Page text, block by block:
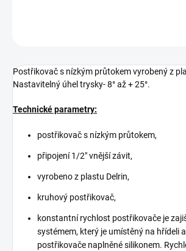
Postřikovač s nízkým průtokem vyrobený z
Nastavitelný úhel trysky- 8° až + 25°.
Technické parametry:
postřikovač s nízkým průtokem,
připojení 1/2" vnější závit,
vyrobeno z plastu Delrin,
kruhový postřikovač,
konstantní rychlost postřikovače je
systémem, který je umístěný na hřídeli
postřikovače naplněné silikonem.